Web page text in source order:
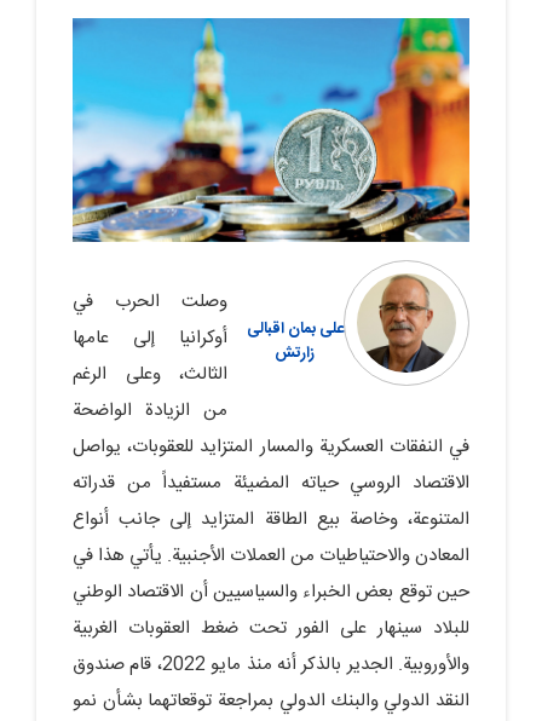
علی‏ بمان اقبالی
زارتش
وصلت الحرب في
أوكرانيا إلى عامها
الثالث، وعلى الرغم
من الزيادة الواضحة
في النفقات العسكرية والمسار المتزايد للعقوبات، يواصل
الاقتصاد الروسي حياته المضيئة مستفيداً من قدراته
المتنوعة، وخاصة بيع الطاقة المتزايد إلى جانب أنواع
المعادن والاحتياطيات من العملات الأجنبية. يأتي هذا في
حين توقع بعض الخبراء والسياسيين أن الاقتصاد الوطني
للبلاد سينهار على الفور تحت ضغط العقوبات الغربية
والأوروبية. الجدير بالذكر أنه منذ مايو 2022، قام صندوق
النقد الدولي والبنك الدولي بمراجعة توقعاتهما بشأن نمو